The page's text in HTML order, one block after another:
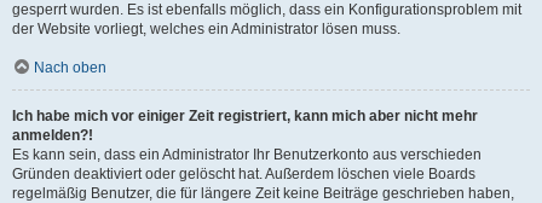
gesperrt wurden. Es ist ebenfalls möglich, dass ein Konfigurationsproblem mit
der Website vorliegt, welches ein Administrator lösen muss.
Nach oben
Ich habe mich vor einiger Zeit registriert, kann mich aber nicht mehr
anmelden?!
Es kann sein, dass ein Administrator Ihr Benutzerkonto aus verschieden
Gründen deaktiviert oder gelöscht hat. Außerdem löschen viele Boards
regelmäßig Benutzer, die für längere Zeit keine Beiträge geschrieben haben,